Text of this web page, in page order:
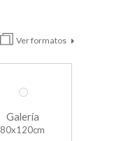
Ver formatos
Galería
80x120cm